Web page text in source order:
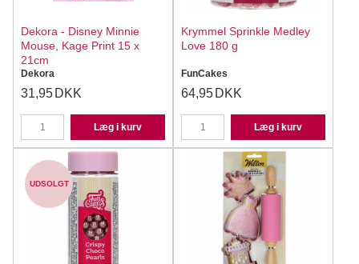
Dekora - Disney Minnie
Mouse, Kage Print 15 x
21cm
Dekora
31,95 DKK
Læg i kurv
Krymmel Sprinkle Medley
Love 180 g
FunCakes
64,95 DKK
Læg i kurv
UDSOLGT